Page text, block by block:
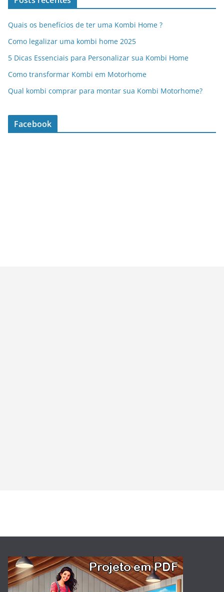
Quais os benefícios de ter uma Kombi Home ?
Como legalizar uma kombi home 2025
5 Dicas Essenciais para Personalizar sua Kombi Home
Como transformar Kombi em Motorhome
Qual kombi comprar para montar sua Kombi Motorhome?
Facebook